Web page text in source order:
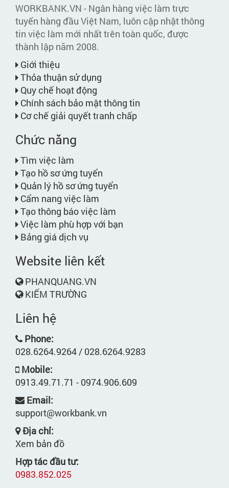
WORKBANK.VN - Ngân hàng việc làm trực
tuyến hàng đầu Việt Nam, luôn cập nhật thông
tin việc làm mới nhất trên toàn quốc, được
thành lập năm 2008.
Giới thiệu
Thỏa thuận sử dụng
Quy chế hoạt động
Chính sách bảo mật thông tin
Cơ chế giải quyết tranh chấp
Chức năng
Tìm việc làm
Tạo hồ sơ ứng tuyển
Quản lý hồ sơ ứng tuyển
Cẩm nang việc làm
Tạo thông báo việc làm
Việc làm phù hợp với bạn
Bảng giá dịch vụ
Website liên kết
PHANQUANG.VN
KIẾM TRƯỜNG
Liên hệ
Phone:
028.6264.9264 / 028.6264.9283
Mobile:
0913.49.71.71 - 0974.906.609
Email:
support@workbank.vn
Địa chỉ:
Xem bản đồ
Hợp tác đầu tư:
0983.852.025